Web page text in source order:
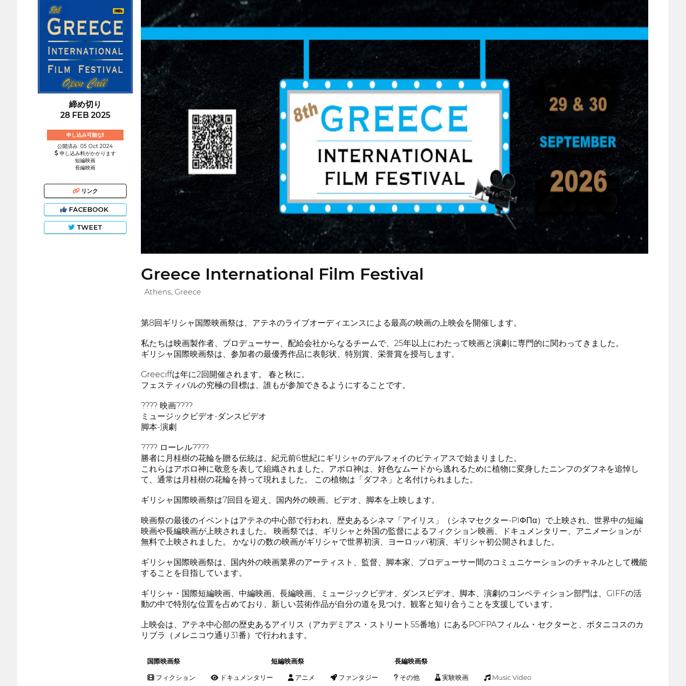
締め切り
28 FEB 2025
申し込み可能な!
公開済み: 05 Oct 2024
申し込み料がかかります
短編映画
長編映画
リンク
FACEBOOK
TWEET
Greece International Film Festival
Athens, Greece
第8回ギリシャ国際映画祭は、アテネのライブオーディエンスによる最高の映画の上映会を開催します。
私たちは映画製作者、プロデューサー、配給会社からなるチームで、25年以上にわたって映画と演劇に専門的に関わってきました。
ギリシャ国際映画祭は、参加者の最優秀作品に表彰状、特別賞、栄誉賞を授与します。
Greeciffは年に2回開催されます。 春と秋に。
フェスティバルの究極の目標は、誰もが参加できるようにすることです。
???? 映画????
ミュージックビデオ-ダンスビデオ
脚本-演劇
???? ローレル????
勝者に月桂樹の花輪を贈る伝統は、紀元前6世紀にギリシャのデルフォイのピティアスで始まりました。
これらはアポロ神に敬意を表して組織されました。アポロ神は、好色なムードから逃れるために植物に変身したニンフのダフネを追悼し
て、通常は月桂樹の花輪を持って現れました。 この植物は「ダフネ」と名付けられました。
ギリシャ国際映画祭は7回目を迎え、国内外の映画、ビデオ、脚本を上映します。
映画祭の最後のイベントはアテネの中心部で行われ、歴史あるシネマ「アイリス」（シネマセクター-PIΦΠα）で上映され、世界中の短編
映画や長編映画が上映されました。 映画祭では、ギリシャと外国の監督によるフィクション映画、ドキュメンタリー、アニメーションが
無料で上映されました。 かなりの数の映画がギリシャで世界初演、ヨーロッパ初演、ギリシャ初公開されました。
ギリシャ国際映画祭は、国内外の映画業界のアーティスト、監督、脚本家、プロデューサー間のコミュニケーションのチャネルとして機能
することを目指しています。
ギリシャ・国際短編映画、中編映画、長編映画、ミュージックビデオ、ダンスビデオ、脚本、演劇のコンペティション部門は、GIFFの活
動の中で特別な位置を占めており、新しい芸術作品が自分の道を見つけ、観客と知り合うことを支援しています。
上映会は、アテネ中心部の歴史あるアイリス（アカデミアス・ストリート55番地）にあるPOFPAフィルム・セクターと、ボタニコスのカ
リブラ（メレニコウ通り31番）で行われます。
国際映画祭 短編映画祭 長編映画祭
フィクション ドキュメンタリー アニメ ファンタジー その他 実験映画 Music Video